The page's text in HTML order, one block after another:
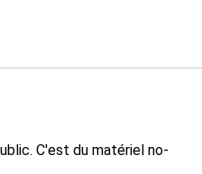
C'est du matériel no-